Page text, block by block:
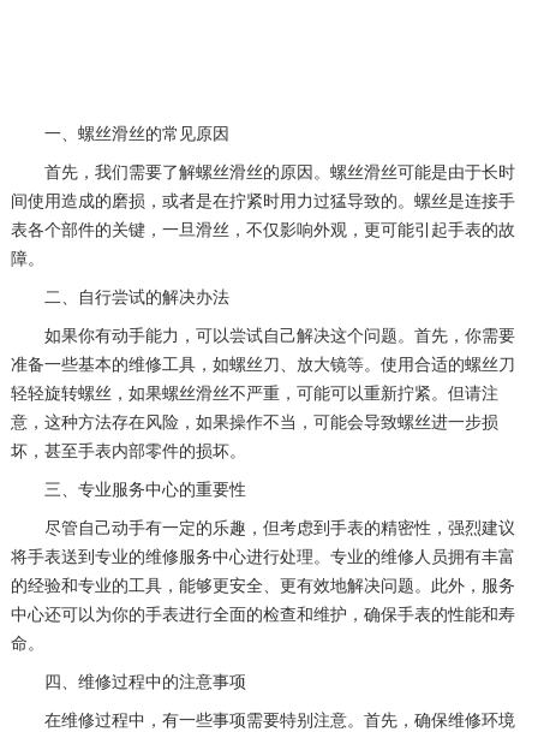
一、螺丝滑丝的常见原因
首先，我们需要了解螺丝滑丝的原因。螺丝滑丝可能是由于长时
间使用造成的磨损，或者是在拧紧时用力过猛导致的。螺丝是连接手
表各个部件的关键，一旦滑丝，不仅影响外观，更可能引起手表的故
障。
二、自行尝试的解决办法
如果你有动手能力，可以尝试自己解决这个问题。首先，你需要
准备一些基本的维修工具，如螺丝刀、放大镜等。使用合适的螺丝刀
轻轻旋转螺丝，如果螺丝滑丝不严重，可能可以重新拧紧。但请注
意，这种方法存在风险，如果操作不当，可能会导致螺丝进一步损
坏，甚至手表内部零件的损坏。
三、专业服务中心的重要性
尽管自己动手有一定的乐趣，但考虑到手表的精密性，强烈建议
将手表送到专业的维修服务中心进行处理。专业的维修人员拥有丰富
的经验和专业的工具，能够更安全、更有效地解决问题。此外，服务
中心还可以为你的手表进行全面的检查和维护，确保手表的性能和寿
命。
四、维修过程中的注意事项
在维修过程中，有一些事项需要特别注意。首先，确保维修环境